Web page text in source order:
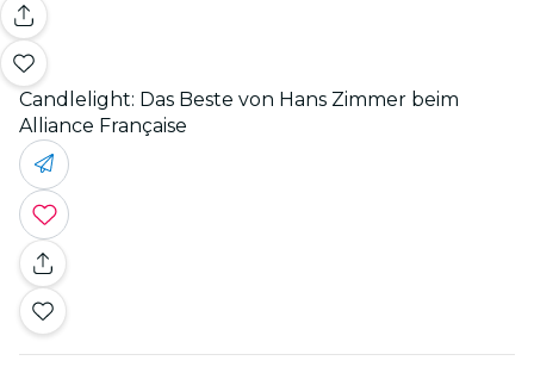
Candlelight: Das Beste von Hans Zimmer beim
Alliance Française